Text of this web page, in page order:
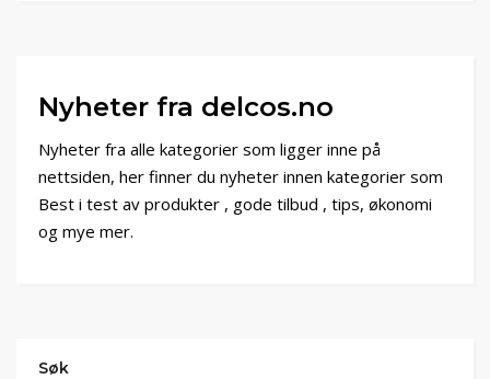
Nyheter fra delcos.no
Nyheter fra alle kategorier som ligger inne på
nettsiden, her finner du nyheter innen kategorier som
Best i test av produkter , gode tilbud , tips, økonomi
og mye mer.
Søk